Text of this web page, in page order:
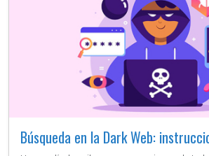
Búsqueda en la Dark Web: